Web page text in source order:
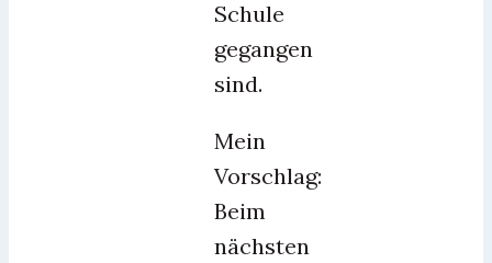
Schule
gegangen
sind.
Mein
Vorschlag:
Beim
nächsten